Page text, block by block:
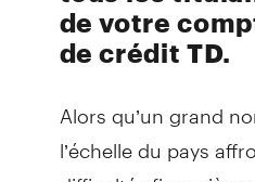
de votre
de crédit TD.
Alors qu’un grand
l’échelle du pays